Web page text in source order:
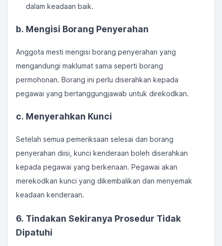
dalam keadaan baik.
b. Mengisi Borang Penyerahan
Anggota mesti mengisi borang penyerahan yang
mengandungi maklumat sama seperti borang
permohonan. Borang ini perlu diserahkan kepada
pegawai yang bertanggungjawab untuk direkodkan.
c. Menyerahkan Kunci
Setelah semua pemeriksaan selesai dan borang
penyerahan diisi, kunci kenderaan boleh diserahkan
kepada pegawai yang berkenaan. Pegawai akan
merekodkan kunci yang dikembalikan dan menyemak
keadaan kenderaan.
6. Tindakan Sekiranya Prosedur Tidak
Dipatuhi